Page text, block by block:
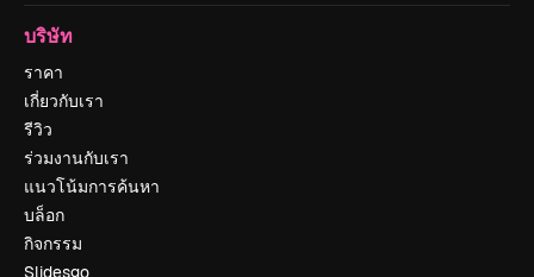
บริษัท
ราคา
เกี่ยวกับเรา
รีวิว
ร่วมงานกับเรา
แนวโน้มการค้นหา
บล็อก
กิจกรรม
Slidesgo